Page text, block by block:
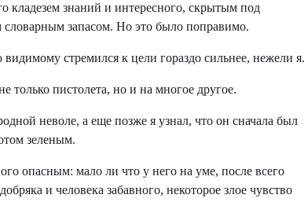
кладезем знаний и интересного, скрытым под
запасом. Но это было поправимо.
стремился к цели гораздо сильнее, нежели я.
только пистолета, но и на многое другое.
неволе, а еще позже я узнал, что он сначала был
зеленым.
опасным: мало ли что у него на уме, после всего
и человека забавного, некоторое злое чувство